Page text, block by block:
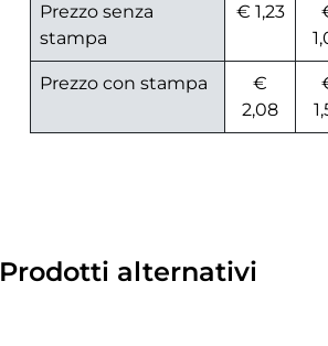
Prezzo senza
stampa
€ 1,23
Prezzo con stampa
€
2,08
Prodotti alternativi